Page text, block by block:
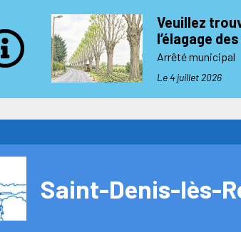
Veuillez
l’élagage
Arrêté municipal
Le 4 juillet 2026
Saint-Denis-lès-